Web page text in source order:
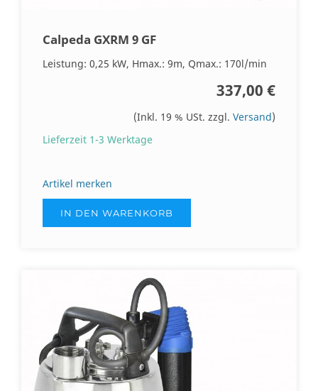
Calpeda GXRM 9 GF
Leistung: 0,25 kW, Hmax.: 9m, Qmax.: 170l/min
337,00 €
(Inkl. 19 % USt. zzgl. Versand)
Lieferzeit 1-3 Werktage
Artikel merken
IN DEN WARENKORB